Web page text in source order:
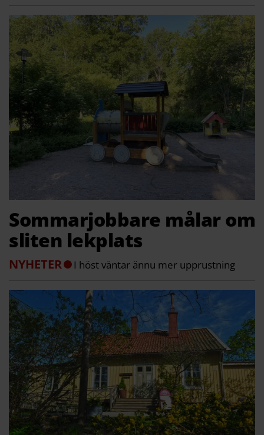
Sommarjobbare målar om
sliten lekplats
NYHETER I höst väntar ännu mer upprustning